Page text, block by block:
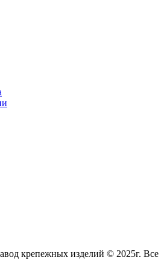
крепежных изделий © 2025г. Все